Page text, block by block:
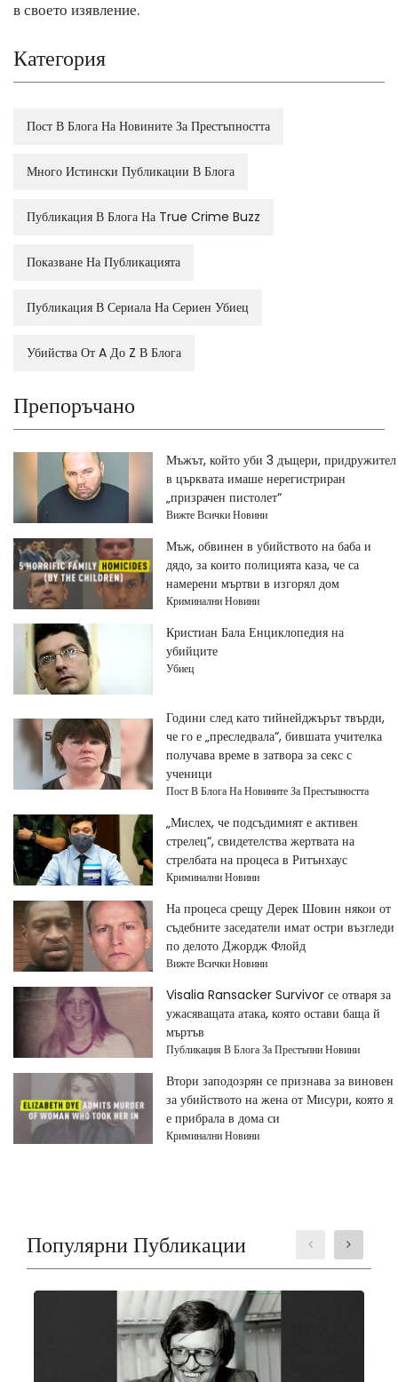
в своето изявление.
Категория
Пост В Блога На Новините За Престъпността
Много Истински Публикации В Блога
Публикация В Блога На True Crime Buzz
Показване На Публикацията
Публикация В Сериала На Сериен Убиец
Убийства От A До Z В Блога
Препоръчано
Мъжът, който уби 3 дъщери, придружител
в църквата имаше нерегистриран
„призрачен пистолет“
Вижте Всички Новини
Мъж, обвинен в убийството на баба и
дядо, за които полицията каза, че са
намерени мъртви в изгорял дом
Криминални Новини
Кристиан Бала Енциклопедия на
убийците
Убиец
Години след като тийнейджърът твърди,
че го е „преследвала“, бившата учителка
получава време в затвора за секс с
ученици
Пост В Блога На Новините За Престъпността
„Мислех, че подсъдимият е активен
стрелец“, свидетелства жертвата на
стрелбата на процеса в Ритънхаус
Криминални Новини
На процеса срещу Дерек Шовин някои от
съдебните заседатели имат остри възгледи
по делото Джордж Флойд
Вижте Всички Новини
Visalia Ransacker Survivor се отваря за
ужасяващата атака, която остави баща й
мъртъв
Публикация В Блога За Престъпни Новини
Втори заподозрян се признава за виновен
за убийството на жена от Мисури, която я
е прибрала в дома си
Криминални Новини
Популярни Публикации